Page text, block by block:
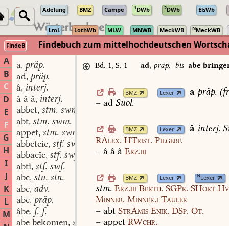
Adelung BMZ Campe 1DWb 2DWb ElsWb
LmL LothWb MLW MNWB MeckWB NMeckWB
FindeB
Findebuch zum mittelhochdeutschen
A
B
C
D
E
F
G
H
I
J
K
L
M
a, präp.
ad, präp.
â, interj.
â â â, interj.
abbet, stm. swm.
abt, stm. swm.
appet, stm. swm.
abbeteie, stf. swf.
abbacîe, stf. swf.
abtî, stf. swf.
abc, stn. stn.
abe, adv.
abe, präp.
âbe, f. f.
abe bekomen, stv.
Bd. 1, S. 1 ad, präp. bis abe
BMZ Lexer a präp. (
–ad Suol.
BMZ Lexer â interj.
RAlex. HTrist. Pilgerf.
–â â â Erz.iii
BMZ Lexer NLexer
stm. Erz.iii Berth. SGPr. SHort
Minneb. Minner.i Tauler
–abt StrAmis Enik. DSp. Ot.
–appet RWchr.